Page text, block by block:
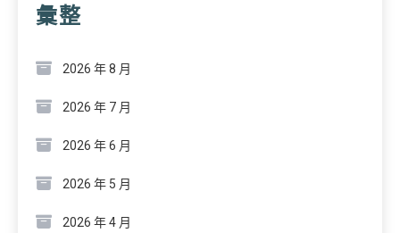
彙整
2026 年 8 月
2026 年 7 月
2026 年 6 月
2026 年 5 月
2026 年 4 月